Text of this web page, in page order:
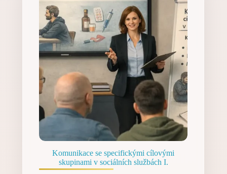
Komunikace se specifickými cílovými
skupinami v sociálních službách I.